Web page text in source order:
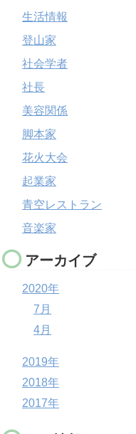
生活情報
登山家
社会学者
社長
美容関係
脚本家
花火大会
起業家
青空レストラン
音楽家
アーカイブ
2020年
7月
4月
2019年
2018年
2017年